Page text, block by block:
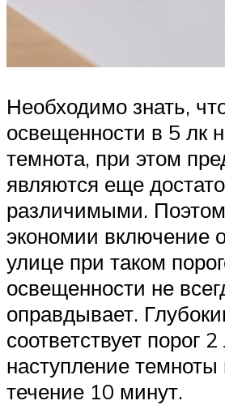
Необходимо знать,
освещенности в 5 лк
темнота, при этом
являются еще
различимыми.
экономии включение
улице при таком
освещенности не
оправдывает.
соответствует порог 2
наступление темноты
течение 10 минут.